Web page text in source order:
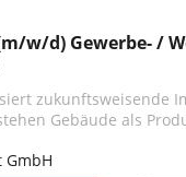
w/d) Gewerbe- /
zukunftsweisende
Gebäude als
GmbH